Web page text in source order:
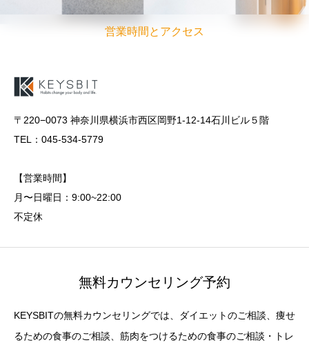
営業時間とアクセス
〒220−0073 神奈川県横浜市西区岡野1-12-14石川ビル５階
TEL：045-534-5779
【営業時間】
月〜日曜日：9:00~22:00
不定休
無料カウンセリング予約
KEYSBITの無料カウンセリングでは、ダイエットのご相談、痩せ
るための食事のご相談、筋肉をつけるための食事のご相談・トレ